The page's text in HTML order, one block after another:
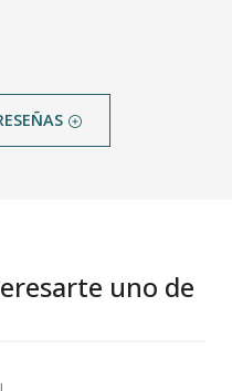
uno de